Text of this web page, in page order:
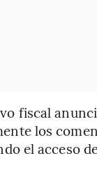
fiscal
los
el acceso